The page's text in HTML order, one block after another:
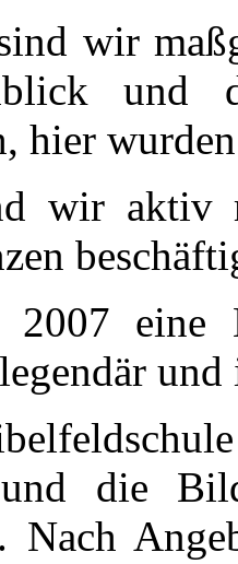
wir
und
hier
wir aktiv
eine
und
die
Nach